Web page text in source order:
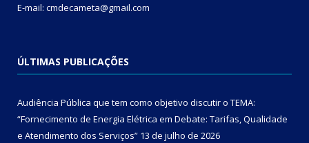
E-mail: cmdecameta@gmail.com
ÚLTIMAS PUBLICAÇÕES
Audiência Pública que tem como objetivo discutir o TEMA:
“Fornecimento de Energia Elétrica em Debate: Tarifas, Qualidade
e Atendimento dos Serviços” 13 de julho de 2026